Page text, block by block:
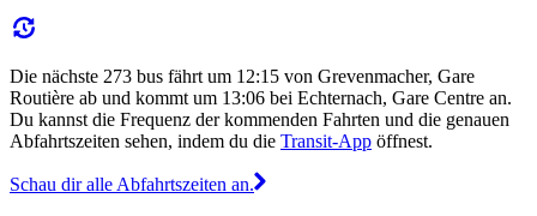
Die nächste 273 bus fährt um 12:15 von Grevenmacher, Gare
Routière ab und kommt um 13:06 bei Echternach, Gare Centre an.
Du kannst die Frequenz der kommenden Fahrten und die genauen
Abfahrtszeiten sehen, indem du die Transit-App öffnest.
Schau dir alle Abfahrtszeiten an.